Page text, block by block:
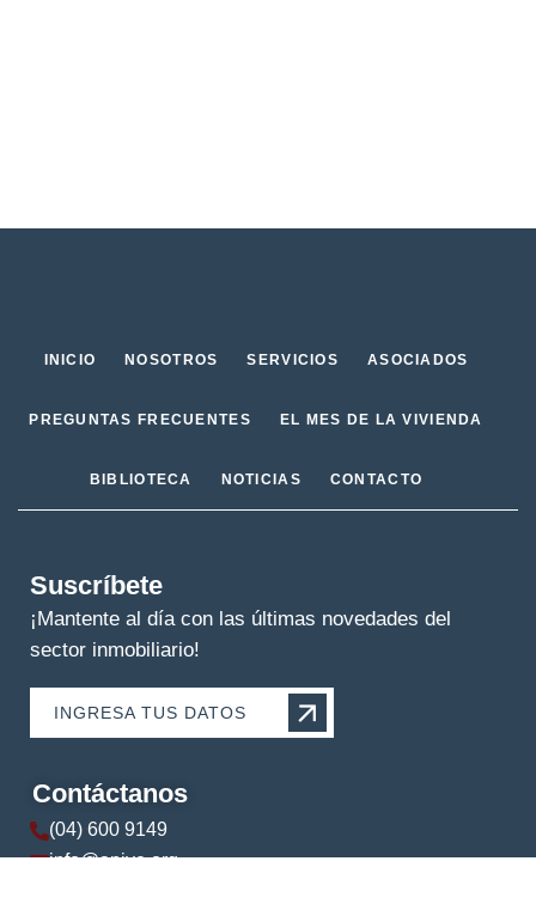
INICIO NOSOTROS SERVICIOS ASOCIADOS
PREGUNTAS FRECUENTES EL MES DE LA VIVIENDA
BIBLIOTECA NOTICIAS CONTACTO
Suscríbete
¡Mantente al día con las últimas novedades del
sector inmobiliario!
INGRESA TUS DATOS
Contáctanos
(04) 600 9149
info@apive.org